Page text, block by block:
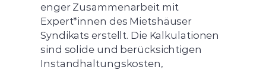
enger Zusammenarbeit mit
Expert*innen des Mietshäuser
Syndikats erstellt. Die Kalkulationen
sind solide und berücksichtigen
Instandhaltungskosten,